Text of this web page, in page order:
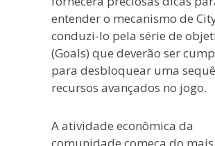
entender o mecanismo de
conduzi-lo pela série de
(Goals) que deverão ser
para desbloquear uma
recursos avançados no jogo.
A atividade econômica da